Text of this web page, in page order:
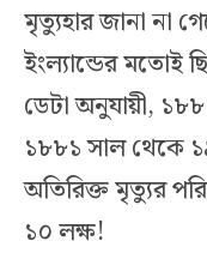
মৃত্যুহার জানা না
ইংল্যান্ডের মতোই
ডেটা অনুযায়ী,
১৮৮১ সাল থেকে
অতিরিক্ত মৃত্যুর
১০ লক্ষ!